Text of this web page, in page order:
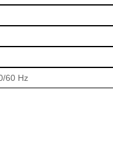
60 Hz